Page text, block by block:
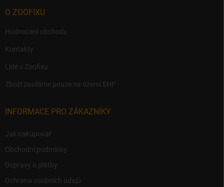
O ZOOFIXU
Hodnocení obchodu
Kontakty
Lidé v Zoofixu
Zboží zasíláme pouze na území EHP
INFORMACE PRO ZÁKAZNÍKY
Jak nakupovat
Obchodní podmínky
Dopravy a platby
Ochrana osobních údajů